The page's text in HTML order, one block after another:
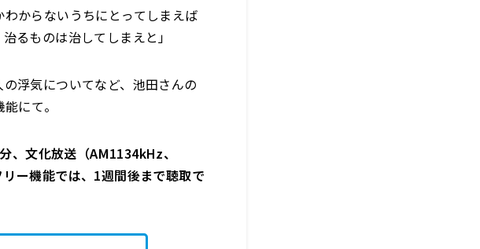
からないうちにとってしまえば
るものは治してしまえと」
浮気についてなど、池田さんの
にて。
、文化放送（AM1134kHz、
ー機能では、1週間後まで聴取で